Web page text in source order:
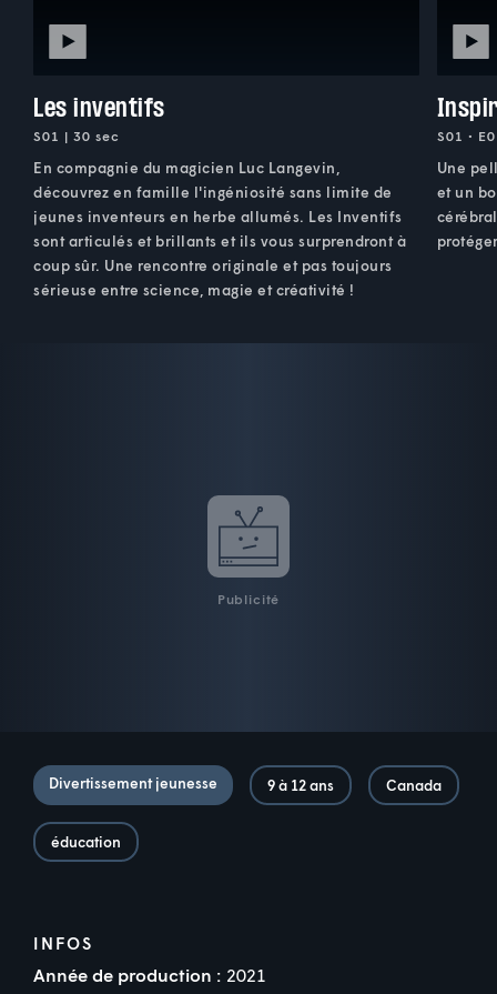
Les inventifs
S01 | 30 sec
En compagnie du magicien Luc Langevin,
découvrez en famille l'ingéniosité sans limite de
jeunes inventeurs en herbe allumés. Les Inventifs
sont articulés et brillants et ils vous surprendront à
coup sûr. Une rencontre originale et pas toujours
sérieuse entre science, magie et créativité !
S01 •
Une
et un
Publicité
Divertissement jeunesse 9 à 12 ans Canada
éducation
INFOS
Année de production : 2021